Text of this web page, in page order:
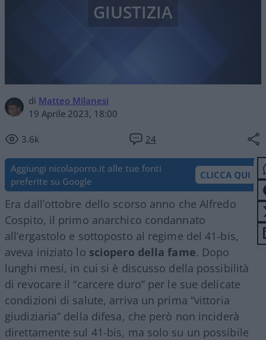
di Matteo Milanesi
19 Aprile 2023, 18:00
3.6k 24
GIUSTIZIA
Aggiungi nicolaporro.it alle tue fonti
preferite su Google
CLICCA QUI
Era dall’ottobre dello scorso anno che Alfredo
Cospito, il primo anarchico condannato
all’ergastolo e sottoposto al regime del 41-bis,
aveva iniziato lo sciopero della fame. Dopo
lunghi mesi, in cui si è discusso della possibilità
di revocare il “carcere duro” per le sue delicate
condizioni di salute, arriva un prima “vittoria
giudiziaria” della difesa, che però non inciderà
direttamente sul 41-bis, ma solo su un possibile